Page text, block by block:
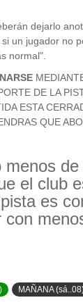
dejarlo
un jugador no
normal".
DE LA
ESTA
QUE
menos
el club
es
MAÑANA